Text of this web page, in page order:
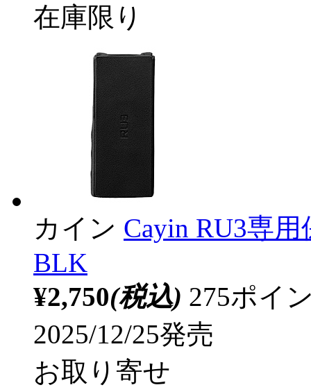
在庫限り
カイン Cayin RU3専
BLK
¥2,750(税込) 275ポイ
2025/12/25発売
お取り寄せ